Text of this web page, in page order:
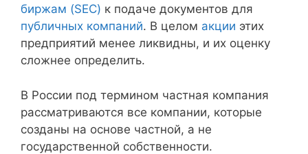
биржам (SEC) к подаче документов для
публичных компаний. В целом акции этих
предприятий менее ликвидны, и их оценку
сложнее определить.
В России под термином частная компания
рассматриваются все компании, которые
созданы на основе частной, а не
государственной собственности.